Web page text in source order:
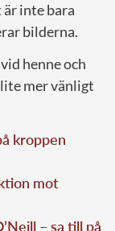
inte bara
bilderna.
henne och
mer vänligt
kroppen
mot
– sa till på